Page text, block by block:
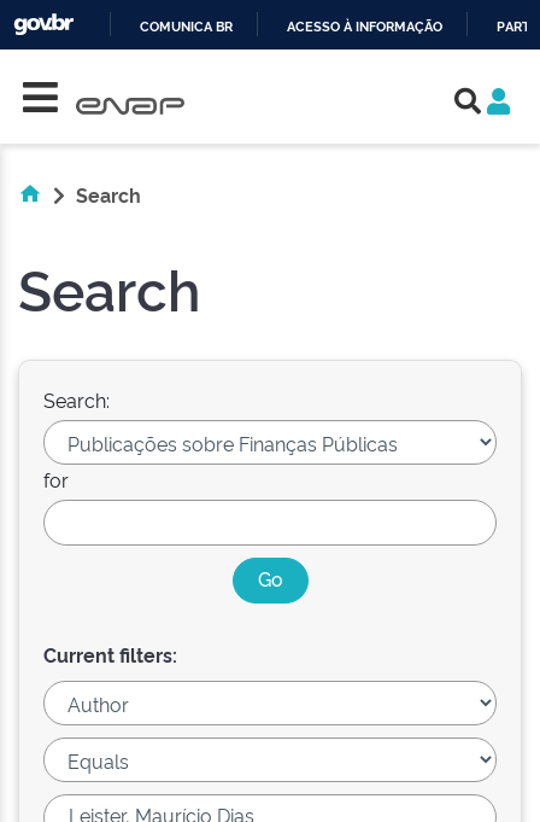
COMUNICA BR ACESSO À INFORMAÇÃO
Search
Search
Search:
for
Current filters: